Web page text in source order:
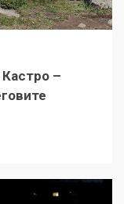
–